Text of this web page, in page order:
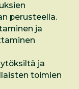
perusteella.
ja
ja
toimien